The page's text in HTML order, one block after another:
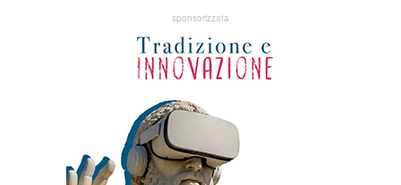
sponsorizzata